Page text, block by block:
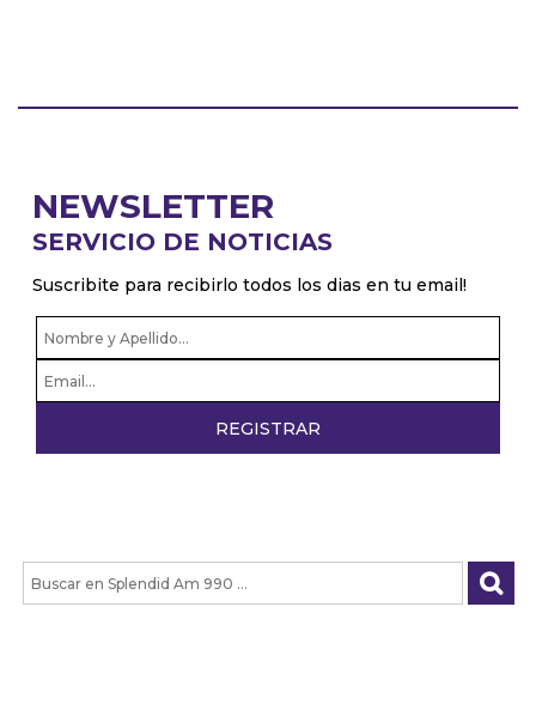
NEWSLETTER
SERVICIO DE NOTICIAS
Suscribite para recibirlo todos los dias en tu email!